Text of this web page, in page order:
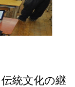
統文化の継